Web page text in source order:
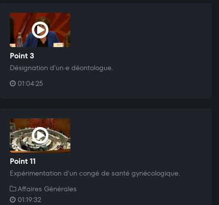
Point 3
Désignation d'un·e déontologue.
01:04:25
Point 11
Expérimentation d'un congé de santé gynécologique.
Affaires Générales
01:19:32